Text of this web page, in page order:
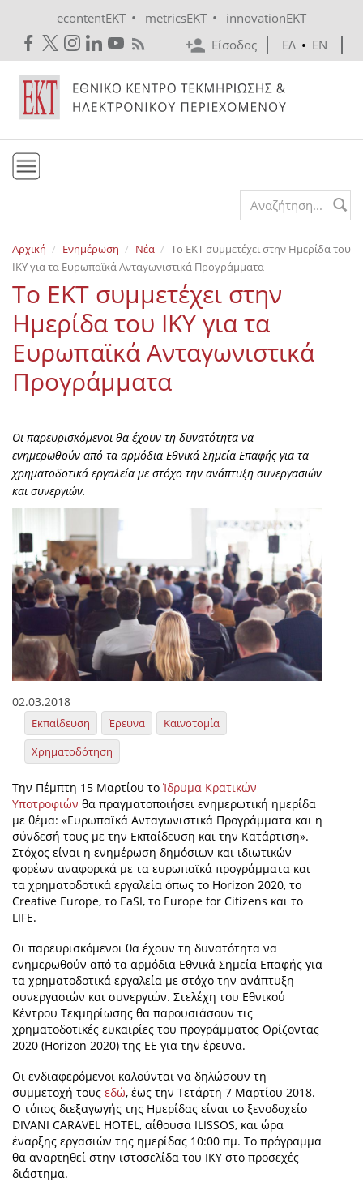
econtentEKT • metricsEKT •
innovationEKT
Είσοδος
ΕΛ • EN
Εκδόσεις
Επικοινωνία
Search form
Αρχική Ενημέρωση Νέα
Το ΕΚΤ συμμετέχει στην Ημερίδα του
ΙΚΥ για τα Ευρωπαϊκά Ανταγωνιστικά Προγράμματα
Το ΕΚΤ συμμετέχει στην
Ημερίδα του ΙΚΥ για τα
Ευρωπαϊκά Ανταγωνιστικά
Προγράμματα
Οι παρευρισκόμενοι θα έχουν τη δυνατότητα να
ενημερωθούν από τα αρμόδια Εθνικά Σημεία Επαφής για τα
χρηματοδοτικά εργαλεία με στόχο την ανάπτυξη συνεργασιών
και συνεργιών.
02.03.2018
Εκπαίδευση Έρευνα
Καινοτομία
Χρηματοδότηση
Την Πέμπτη 15 Μαρτίου τοΊδρυμα Κρατικών
Υποτροφιών θα πραγματοποιήσει ενημερωτική ημερίδα
με θέμα: «Ευρωπαϊκά Ανταγωνιστικά Προγράμματα και η
σύνδεσή τους με την Εκπαίδευση και την Κατάρτιση».
Στόχος είναι η ενημέρωση δημόσιων και ιδιωτικών
φορέων αναφορικά με τα ευρωπαϊκά προγράμματα και
τα χρηματοδοτικά εργαλεία όπως το Horizon 2020, το
Creative Europe, το EaSI, το Europe for Citizens και το
LIFE.
Οι παρευρισκόμενοι θα έχουν τη δυνατότητα να
ενημερωθούν από τα αρμόδια Εθνικά Σημεία Επαφής για
τα χρηματοδοτικά εργαλεία με στόχο την ανάπτυξη
συνεργασιών και συνεργιών. Στελέχη του Εθνικού
Κέντρου Τεκμηρίωσης θα παρουσιάσουν τις
χρηματοδοτικές ευκαιρίες του προγράμματος Oρίζοντας
2020 (Horizon 2020) της ΕΕ για την έρευνα.
Οι ενδιαφερόμενοι καλούνται να δηλώσουν τη
συμμετοχή τους εδώ, έως την Τετάρτη 7 Μαρτίου 2018.
Ο τόπος διεξαγωγής της Ημερίδας είναι το ξενοδοχείο
DIVANI CARAVEL HOTEL, αίθουσα ILISSOS, και ώρα
έναρξης εργασιών της ημερίδας 10:00 πμ. Το πρόγραμμα
θα αναρτηθεί στην ιστοσελίδα του ΙΚΥ στο προσεχές
διάστημα.